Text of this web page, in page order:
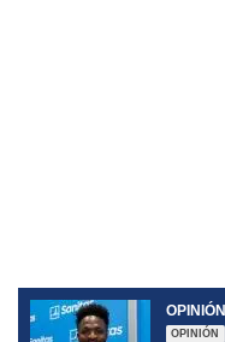
OPINIÓN
OPINIÓN